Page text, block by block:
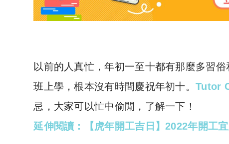
以前的人真忙，年初一至十都有那麼多習
班上學，根本沒有時間慶祝年初十。Tutor
忌，大家可以忙中偷閒，了解一下！
延伸閱讀：【虎年開工吉日】2022年開工